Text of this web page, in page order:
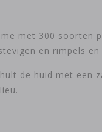
met 300
en rimpels
de huid met een